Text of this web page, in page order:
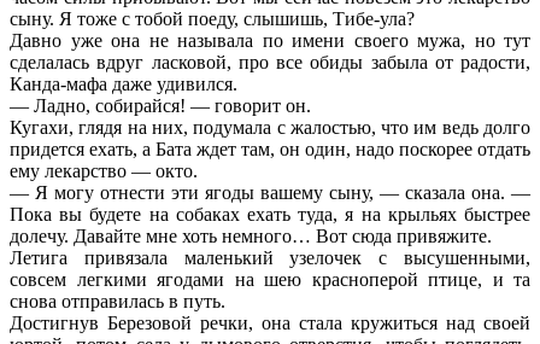
сыну. Я тоже с тобой поеду, слышишь, Тибе-ула?
Давно уже она не называла по имени своего мужа, но тут
сделалась вдруг ласковой, про все обиды забыла от радости,
Канда-мафа даже удивился.
— Ладно, собирайся! — говорит он.
Кугахи, глядя на них, подумала с жалостью, что им ведь долго
придется ехать, а Бата ждет там, он один, надо поскорее отдать
ему лекарство — окто.
— Я могу отнести эти ягоды вашему сыну, — сказала она. —
Пока вы будете на собаках ехать туда, я на крыльях быстрее
долечу. Давайте мне хоть немного… Вот сюда привяжите.
Летига привязала маленький узелочек с высушенными,
совсем легкими ягодами на шею красноперой птице, и та
снова отправилась в путь.
Достигнув Березовой речки, она стала кружиться над своей